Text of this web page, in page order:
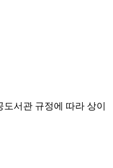
서관 규정에 따라 상이